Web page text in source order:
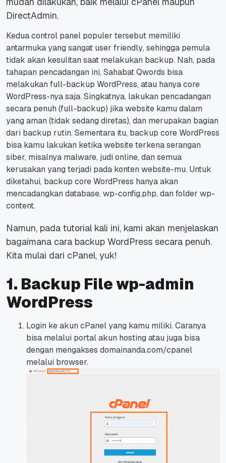
DirectAdmin.
Keduacontrol panel populer tersebut memiliki
antarmuka yang sangat user friendly, sehingga pemula
tidak akan kesulitan saat melakukan backup. Nah, pada
tahapan pencadangan ini, Sahabat Qwords bisa
melakukan full-backup WordPress, atau hanyacore
WordPress-nya saja. Singkatnya, lakukan pencadangan
secara penuh (full-backup) jikawebsite kamu dalam
yang aman (tidak sedang diretas), dan merupakan bagian
dari backup rutin. Sementara itu, backup coreWordPress
bisa kamu lakukan ketikawebsiteterkena serangan
siber, misalnya malware, judi online, dan semua
kerusakan yang terjadi pada konten website-mu. Untuk
diketahui, backup coreWordPress hanya akan
mencadangkan database, wp-config.php, dan folder wp-
content.
Namun, pada tutorial kali ini, kami akan menjelaskan
bagaimana cara backup WordPress secara penuh.
Kita mulai dari cPanel, yuk!
1. Backup File wp-admin
WordPress
Login ke akun cPanel yang kamu miliki. Caranya
bisa melalui portal akun hosting atau juga bisa
dengan mengakses domainanda.com/cpanel
melalui browser.